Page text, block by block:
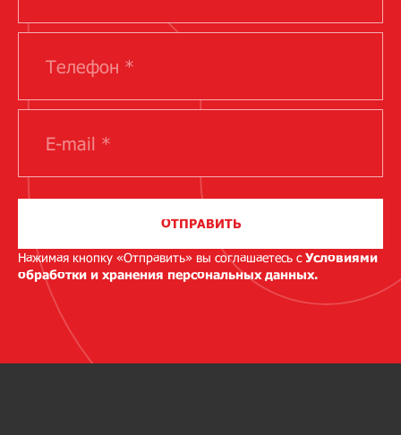
ОТПРАВИТЬ
Нажимая кнопку «Отправить» вы соглашаетесь сУсловиями
обработки и хранения персональных данных.